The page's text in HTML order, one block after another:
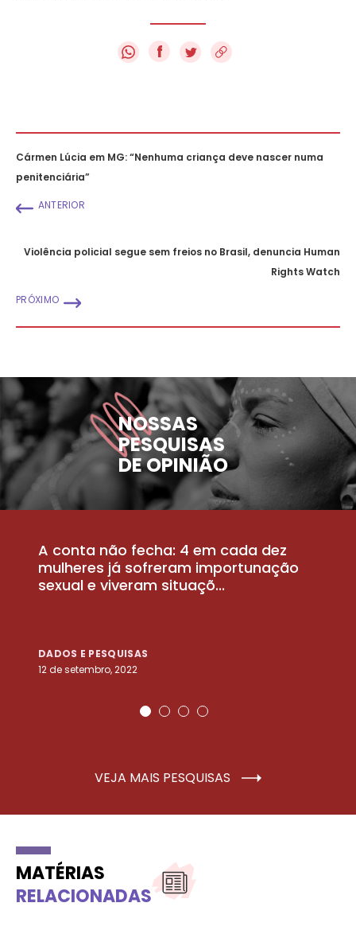
f
Cármen Lúcia em MG: “Nenhuma criança deve nascer numa
penitenciária”
ANTERIOR
Violência policial segue sem freios no Brasil, denuncia Human
Rights Watch
PRÓXIMO
NOSSAS
PESQUISAS
DE OPINIÃO
A conta não fecha: 4 em cada dez
mulheres já sofreram importunação
sexual e viveram situaçõ...
DADOS E PESQUISAS
12 de setembro, 2022
VEJA MAIS PESQUISAS
MATÉRIAS
RELACIONADAS